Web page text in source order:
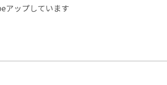
アップしています